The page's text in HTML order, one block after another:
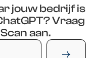
jouw bedrijf is
Vraag
aan.